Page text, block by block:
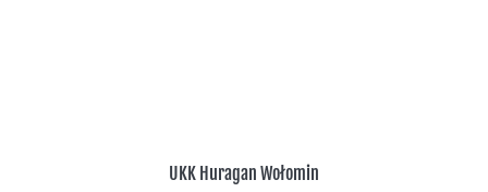
UKK Huragan Wołomin